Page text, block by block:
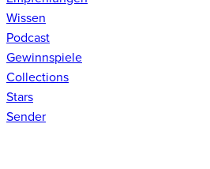
Wissen
Podcast
Gewinnspiele
Collections
Stars
Sender